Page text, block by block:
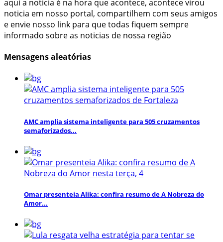
aqui a noticia é na hora que acontece, acontece virou
noticia em nosso portal, compartilhem com seus amigos
e envie nosso link para que todas fiquem sempre
informado sobre as noticias de nossa região
Mensagens aleatórias
AMC amplia sistema inteligente para 505 cruzamentos
semaforizados...
Omar presenteia Alika: confira resumo de A Nobreza do
Amor...